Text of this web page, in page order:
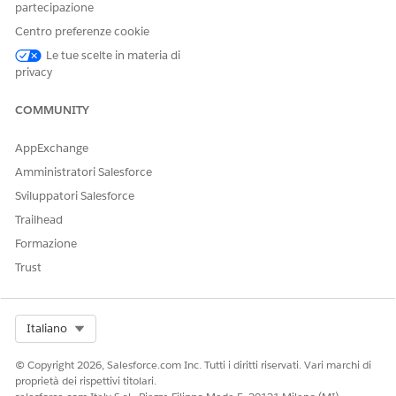
nei nomi e nelle descrizioni visualizzati nei risultati
della ricerca. La categoria viene visualizzata insieme a
ogni processo di assistenza nei risultati della ricerca.
di assistenza dai risultati della ricerca.
NOTA
processi di assistenza.
su
.
partecipazione
Centro preferenze cookie
Le tue scelte in materia di
privacy
COMMUNITY
AppExchange
Amministratori Salesforce
Sviluppatori Salesforce
Trailhead
Formazione
Trust
Italiano
© Copyright 2026, Salesforce.com Inc. Tutti i diritti riservati. Vari marchi di
proprietà dei rispettivi titolari.